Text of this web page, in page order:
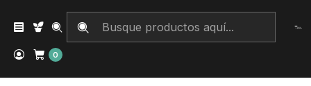
0